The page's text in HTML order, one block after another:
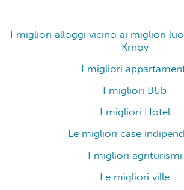
I migliori alloggi vicino ai migliori
Krnov
I migliori
I migliori B&b
I migliori Hotel
Le migliori case
I migliori agriturismi
Le migliori ville